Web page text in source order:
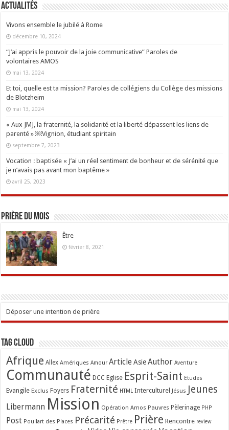
Actualités
Vivons ensemble le jubilé à Rome
décembre 10, 2024
“J’ai appris le pouvoir de la joie communicative” Paroles de
volontaires AMOS
mai 13, 2024
Et toi, quelle est ta mission? Paroles de collégiens du Collège des missions
de Blotzheim
mai 13, 2024
« Aux JMJ, la fraternité, la solidarité et la liberté dépassent les liens de
parenté » ￼Vignion, étudiant spiritain
septembre 7, 2023
Vocation : baptisée « J’ai un réel sentiment de bonheur et de sérénité que
je n’avais pas avant mon baptême »
avril 25, 2023
Prière du mois
Être
février 8, 2021
Déposer une intention de prière
Tag Cloud
Afrique Allex Amériques Amour Article Asie Author Aventure
Communauté DCC Eglise Esprit-Saint Etudes
Evangile Exclus Foyers Fraternité HTML Interculturel Jésus Jeunes
Libermann Mission Opération Amos Pauvres Pèlerinage PHP
Post Poullart des Places Précarité Prêtre Prière Rencontre review